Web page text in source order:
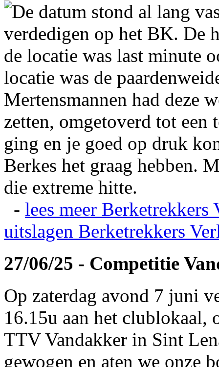
De datum stond al lang
verdedigen op het BK. De
de locatie was last minute
locatie was de
Mertensmannen had deze
zetten, omgetoverd tot
ging en je goed op druk
Berkes het graag hebben.
die extreme hitte.
- lees meer Berketrekkers
uitslagen Berketrekkers
27/06/25 - Competitie
Op zaterdag avond 7 juni
16.15u aan het clublokaal,
TTV Vandakker in Sint
gewogen en aten we onze